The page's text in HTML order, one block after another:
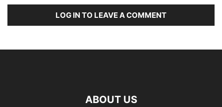
LOG IN TO LEAVE A COMMENT
ABOUT US